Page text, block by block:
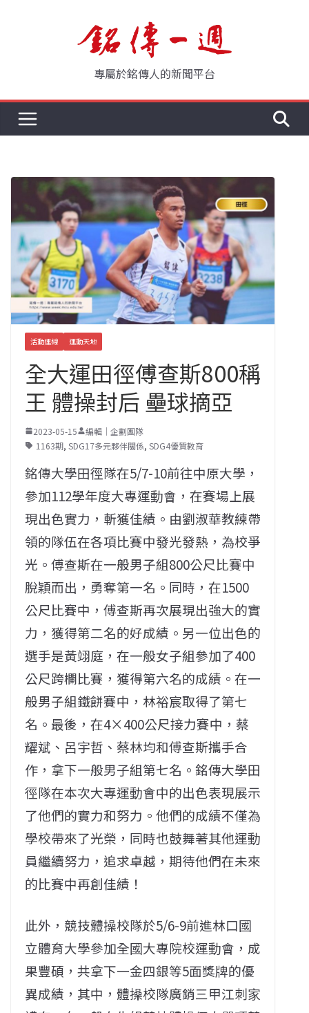
專屬於銘傳人的新聞平台
活動連線 運動天地
全大運田徑傅查斯800稱
王 體操封后 壘球摘亞
2023-05-15
編輯｜企劃團隊
1163期, SDG17多元夥伴關係, SDG4優質教育
銘傳大學田徑隊在5/7-10前往中原大學，
參加112學年度大專運動會，在賽場上展
現出色實力，斬獲佳績。由劉淑華教練帶
領的隊伍在各項比賽中發光發熱，為校爭
光。傅查斯在一般男子組800公尺比賽中
脫穎而出，勇奪第一名。同時，在1500
公尺比賽中，傅查斯再次展現出強大的實
力，獲得第二名的好成績。另一位出色的
選手是黃翊庭，在一般女子組參加了400
公尺跨欄比賽，獲得第六名的成績。在一
般男子組鐵餅賽中，林裕宸取得了第七
名。最後，在4×400公尺接力賽中，蔡
耀斌、呂宇哲、蔡林均和傅查斯攜手合
作，拿下一般男子組第七名。銘傳大學田
徑隊在本次大專運動會中的出色表現展示
了他們的實力和努力。他們的成績不僅為
學校帶來了光榮，同時也鼓舞著其他運動
員繼續努力，追求卓越，期待他們在未來
的比賽中再創佳績！
此外，競技體操校隊於5/6-9前進林口國
立體育大學參加全國大專院校運動會，成
果豐碩，共拿下一金四銀等5面獎牌的優
異成績，其中，體操校隊廣銷三甲江刺家